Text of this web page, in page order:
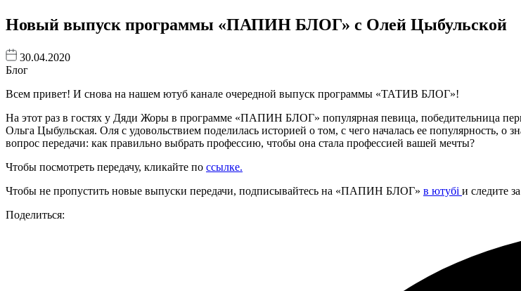
Новый выпуск программы «ПАПИН БЛОГ» с Олей Цыбульской
30.04.2020
Блог
Всем привет! И снова на нашем ютуб канале очередной выпуск программы «ТАТИВ БЛОГ»!
На этот раз в гостях у Дяди Жоры в программе «ПАПИН БЛОГ» популярная певица, победительница
Ольга Цыбульская. Оля с удовольствием поделилась историей о том, с чего началась ее популярность,
вопрос передачи: как правильно выбрать профессию, чтобы она стала профессией вашей мечты?
Чтобы посмотреть передачу, кликайте по ссылке.
Чтобы не пропустить новые выпуски передачи, подписывайтесь на «ПАПИН БЛОГ» в ютубі и следите
Поделиться: